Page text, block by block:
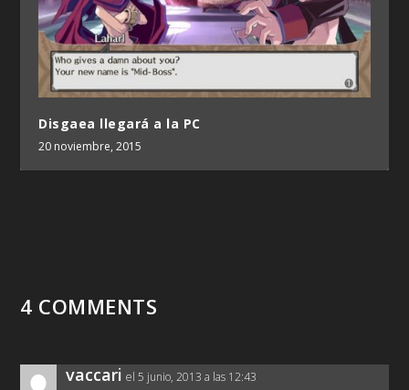
Disgaea llegará a la PC
20 noviembre, 2015
4 COMMENTS
vaccari el 5 junio, 2013 a las 12:43